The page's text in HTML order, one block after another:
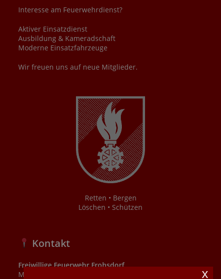
Interesse am Feuerwehrdienst?
Aktiver Einsatzdienst
Ausbildung & Kameradschaft
Moderne Einsatzfahrzeuge
Wir freuen uns auf neue Mitglieder.
Retten • Bergen
Löschen • Schützen
Kontakt
Freiwillige Feuerwehr Frohsdorf
Mühlbachgasse 4
x